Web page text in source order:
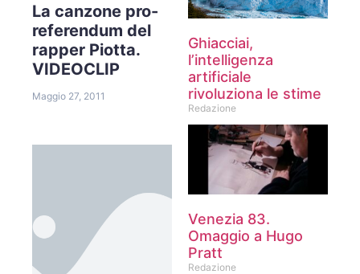
La canzone pro-
referendum del
rapper Piotta.
VIDEOCLIP
Maggio 27, 2011
Ghiacciai,
l’intelligenza
artificiale
rivoluziona le stime
Redazione
Venezia 83.
Omaggio a Hugo
Pratt
Redazione